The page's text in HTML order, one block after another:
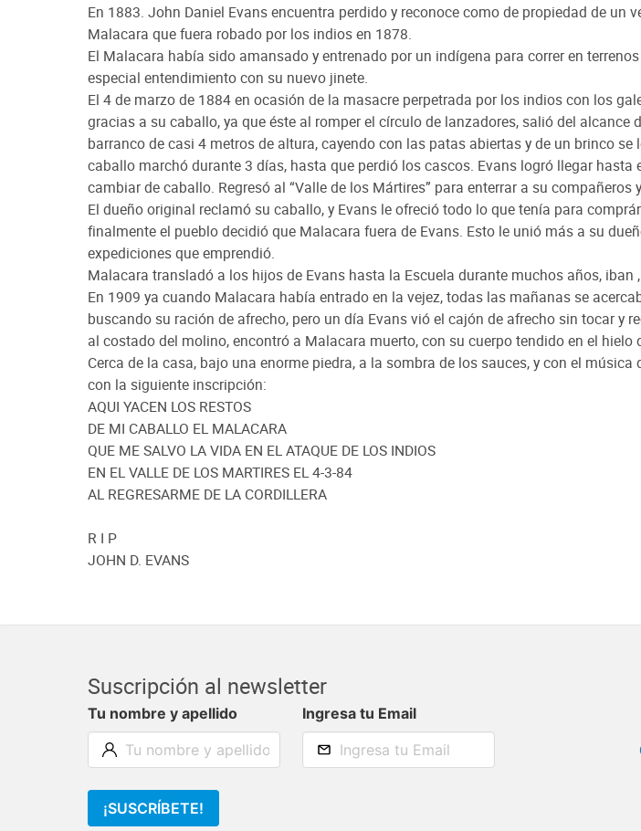
En 1883. John Daniel Evans encuentra perdido y reconoce como de propiedad de un
Malacara que fuera robado por los indios en 1878.
El Malacara había sido amansado y entrenado por un indígena para correr en
especial entendimiento con su nuevo jinete.
El 4 de marzo de 1884 en ocasión de la masacre perpetrada por los indios con los
gracias a su caballo, ya que éste al romper el círculo de lanzadores, salió del alcance
barranco de casi 4 metros de altura, cayendo con las patas abiertas y de un brinco
caballo marchó durante 3 días, hasta que perdió los cascos. Evans logró llegar hasta
cambiar de caballo. Regresó al “Valle de los Mártires” para enterrar a su compañeros
El dueño original reclamó su caballo, y Evans le ofreció todo lo que tenía para
finalmente el pueblo decidió que Malacara fuera de Evans. Esto le unió más a su
expediciones que emprendió.
Malacara transladó a los hijos de Evans hasta la Escuela durante muchos años, iban
En 1909 ya cuando Malacara había entrado en la vejez, todas las mañanas se
buscando su ración de afrecho, pero un día Evans vió el cajón de afrecho sin tocar y
al costado del molino, encontró a Malacara muerto, con su cuerpo tendido en el hielo
Cerca de la casa, bajo una enorme piedra, a la sombra de los sauces, y con el
con la siguiente inscripción:
AQUI YACEN LOS RESTOS
DE MI CABALLO EL MALACARA
QUE ME SALVO LA VIDA EN EL ATAQUE DE LOS INDIOS
EN EL VALLE DE LOS MARTIRES EL 4-3-84
AL REGRESARME DE LA CORDILLERA
R I P
JOHN D. EVANS
Suscripción al newsletter
Tu nombre y apellido Ingresa tu Email
¡SUSCRÍBETE!